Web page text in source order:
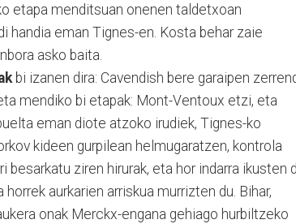
etapa menditsuan onenen taldetxoan
handia eman Tignes-en. Kosta behar zaie
asko baita.
bi izanen dira: Cavendish bere garaipen
mendiko bi etapak: Mont-Ventoux etzi, eta
eman diote atzoko irudiek, Tignes-ko
kideen gurpilean helmugaratzen, kontrola
ziren hirurak, eta hor indarra ikusten
aurkarien arriskua murrizten du. Bihar,
onak Merckx-engana gehiago hurbiltzeko